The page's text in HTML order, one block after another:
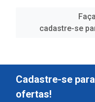
cadastre-se
Cadastre-se
ofertas!